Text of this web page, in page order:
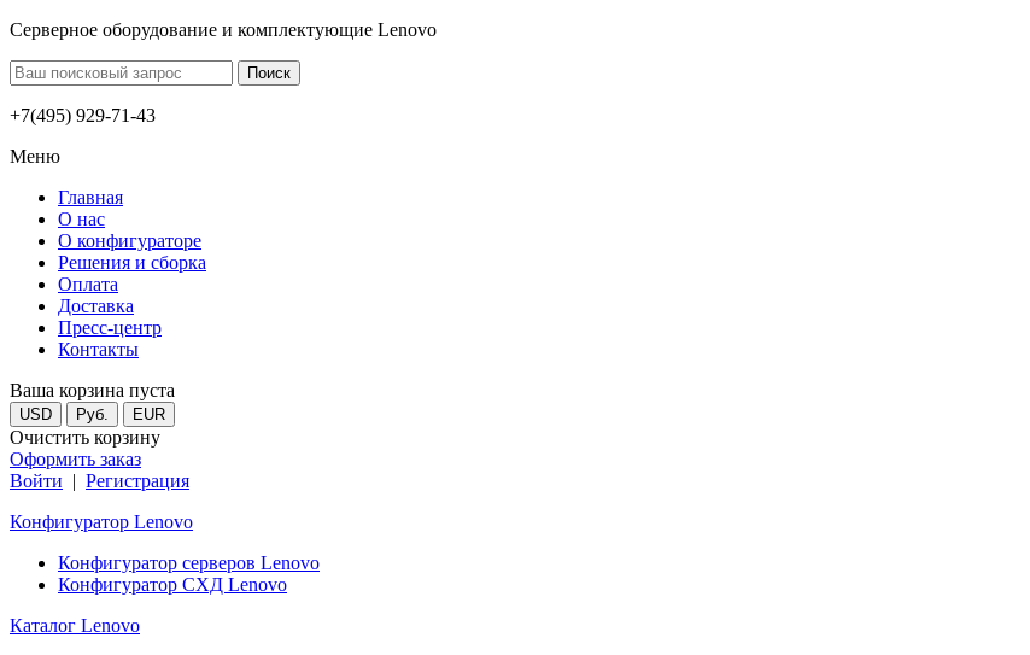
Серверное оборудование и комплектующие Lenovo
+7(495) 929-71-43
Меню
Главная
О нас
О конфигураторе
Решения и сборка
Оплата
Доставка
Пресс-центр
Контакты
Ваша корзина пуста
USD Руб. EUR
Очистить корзину
Оформить заказ
Войти | Регистрация
Конфигуратор Lenovo
Конфигуратор серверов Lenovo
Конфигуратор СХД Lenovo
Каталог Lenovo